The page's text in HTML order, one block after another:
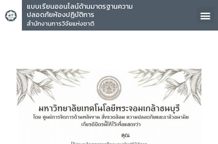
แบบเรียนออนไลน์ด้านมาตรฐานความ
ปลอดภัยห้องปฏิบัติการ
สำนักงานการวิจัยแห่งชาติ
คุณ